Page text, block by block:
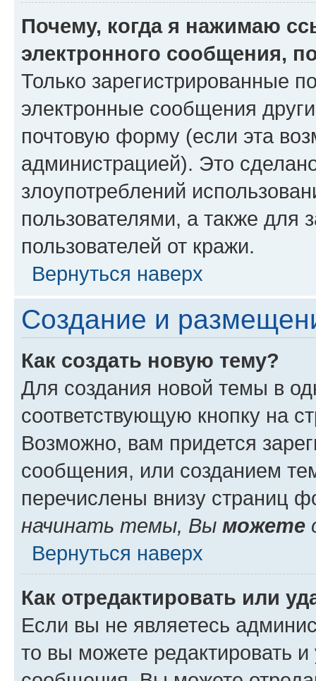
Почему, когда я нажимаю
электронного сообщения,
Только зарегистрированные
электронные сообщения
почтовую форму (если эта
администрацией). Это
злоупотреблений
пользователями, а также для
пользователей от кражи.
Вернуться наверх
Создание и
Как создать новую тему?
Для создания новой темы в
соответствующую кнопку на
Возможно, вам придется
сообщения, или созданием
перечислены внизу страниц
начинать темы, Вы можете
Вернуться наверх
Как отредактировать или
Если вы не являетесь
то вы можете редактировать